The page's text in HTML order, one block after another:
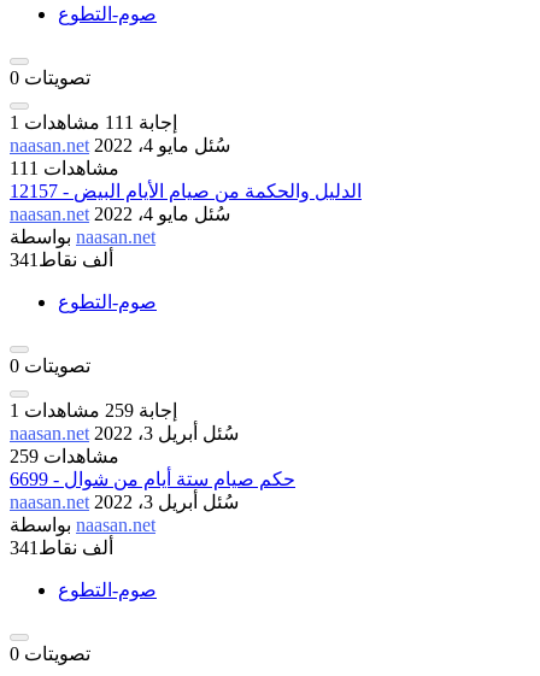
صوم-التطوع
0 تصويتات
1 إجابة 111 مشاهدات
naasan.net
سُئل مايو 4، 2022
111 مشاهدات
12157 - الدليل والحكمة من صيام الأيام البيض
naasan.net
سُئل مايو 4، 2022
naasan.net
341ألف نقاط
صوم-التطوع
0 تصويتات
1 إجابة 259 مشاهدات
naasan.net
سُئل أبريل 3، 2022
259 مشاهدات
6699 - حكم صيام ستة أيام من شوال
naasan.net
سُئل أبريل 3، 2022
naasan.net
341ألف نقاط
صوم-التطوع
0 تصويتات